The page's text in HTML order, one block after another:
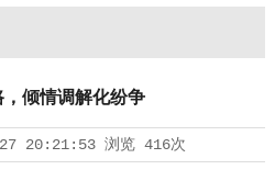
倾情调解化纷争
20:21:53浏览 416次